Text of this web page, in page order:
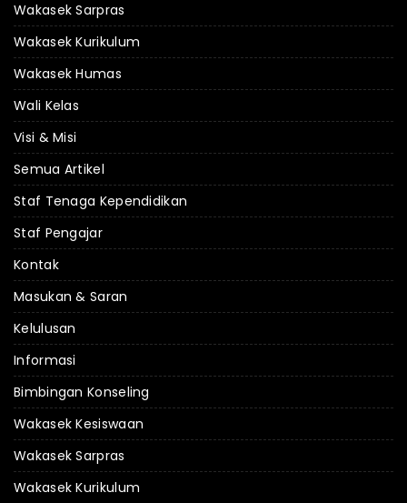
Wakasek Sarpras
Wakasek Kurikulum
Wakasek Humas
Wali Kelas
Visi & Misi
Semua Artikel
Staf Tenaga Kependidikan
Staf Pengajar
Kontak
Masukan & Saran
Kelulusan
Informasi
Bimbingan Konseling
Wakasek Kesiswaan
Wakasek Sarpras
Wakasek Kurikulum